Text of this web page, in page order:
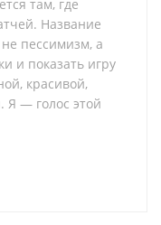
там, где
Название
пессимизм, а
и показать игру
красивой,
Я — голос этой